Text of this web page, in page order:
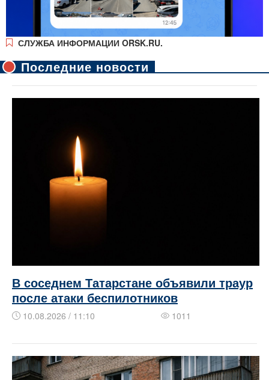
СЛУЖБА ИНФОРМАЦИИ ORSK.RU.
Последние новости
В соседнем Татарстане объявили траур
после атаки беспилотников
10.08.2026 / 11:10 1011